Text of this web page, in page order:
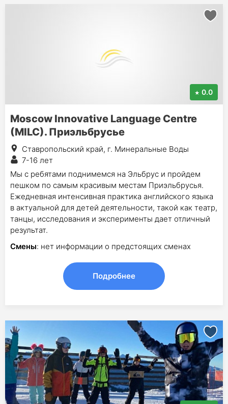
0.0
Moscow Innovative Language Centre
(MILC). Приэльбрусье
Ставропольский край, г. Минеральные Воды
7-16 лет
Мы с ребятами поднимемся на Эльбрус и пройдем
пешком по самым красивым местам Приэльбрусья.
Ежедневная интенсивная практика английского языка
в актуальной для детей деятельности, такой как театр,
танцы, исследования и эксперименты дает отличный
результат.
Смены: нет информации о предстоящих сменах
Подробнее